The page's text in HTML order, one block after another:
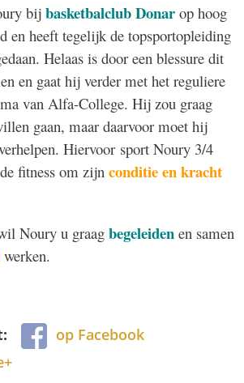
bij basketbalclub Donar op hoog
en heeft tegelijk de topsportopleiding
Helaas is door een blessure dit
en gaat hij verder met het reguliere
van Alfa-College. Hij zou graag
gaan, maar daarvoor moet hij
Hiervoor sport Noury 3/4
fitness om zijn conditie en kracht
Noury u graag begeleiden en samen
werken.
op Facebook